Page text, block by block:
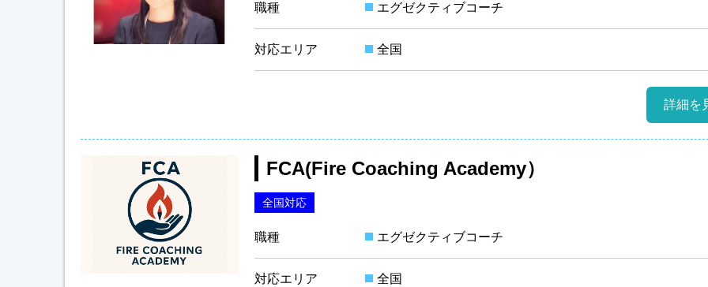
職種 エグゼクティブコーチ
対応エリア 全国
詳細を
FCA(Fire Coaching Academy）
全国対応
職種 エグゼクティブコーチ
対応エリア 全国